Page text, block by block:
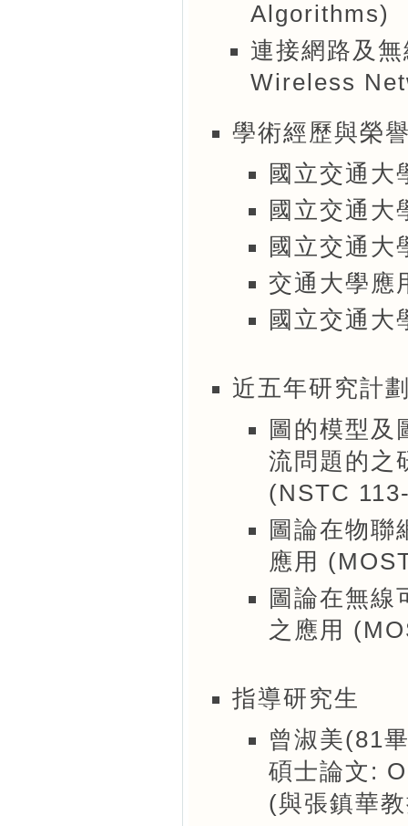
Algorithms)
連接網路及
Wireless
學術經歷與榮
國立交通大
國立交通
國立交通大
交通大學應
國立交通大
近五年研究計
圖的模型及
流問題的之
(NSTC
圖論在物聯
應用
圖論在無線
之應用
指導研究生
曾淑美(81
碩士論文:
(與張鎮華